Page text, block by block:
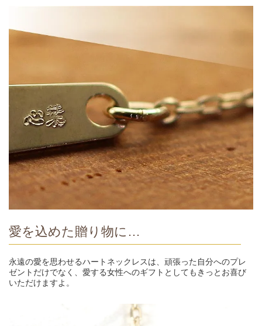
愛を込めた贈り物に…
永遠の愛を思わせるハートネックレスは、頑張った自分へのプレ
ゼントだけでなく、愛する女性へのギフトとしてもきっとお喜び
いただけますよ。